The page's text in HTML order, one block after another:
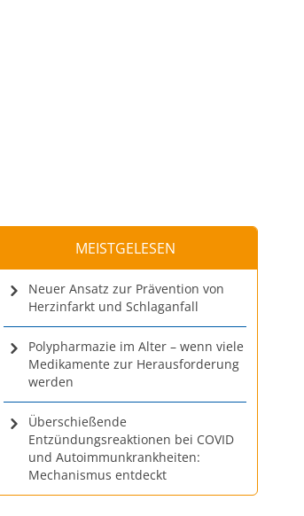
MEISTGELESEN
Neuer Ansatz zur Prävention von
Herzinfarkt und Schlaganfall
Polypharmazie im Alter – wenn viele
Medikamente zur Herausforderung
werden
Überschießende
Entzündungsreaktionen bei COVID
und Autoimmunkrankheiten:
Mechanismus entdeckt